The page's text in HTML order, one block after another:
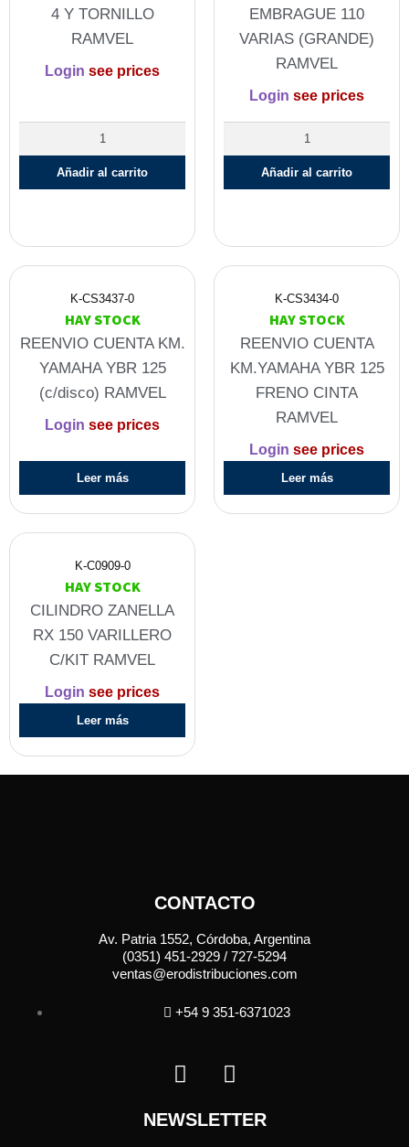
4 Y TORNILLO
RAMVEL
Login see prices
Añadir al carrito
EMBRAGUE 110
VARIAS (GRANDE)
RAMVEL
Login see prices
Añadir al carrito
K-CS3437-0
HAY STOCK
REENVIO CUENTA KM.
YAMAHA YBR 125
(c/disco) RAMVEL
Login see prices
Leer más
K-CS3434-0
HAY STOCK
REENVIO CUENTA
KM.YAMAHA YBR 125
FRENO CINTA
RAMVEL
Login see prices
Leer más
K-C0909-0
HAY STOCK
CILINDRO ZANELLA
RX 150 VARILLERO
C/KIT RAMVEL
Login see prices
Leer más
CONTACTO
Av. Patria 1552, Córdoba, Argentina
(0351) 451-2929 / 727-5294
ventas@erodistribuciones.com
+54 9 351-6371023
NEWSLETTER